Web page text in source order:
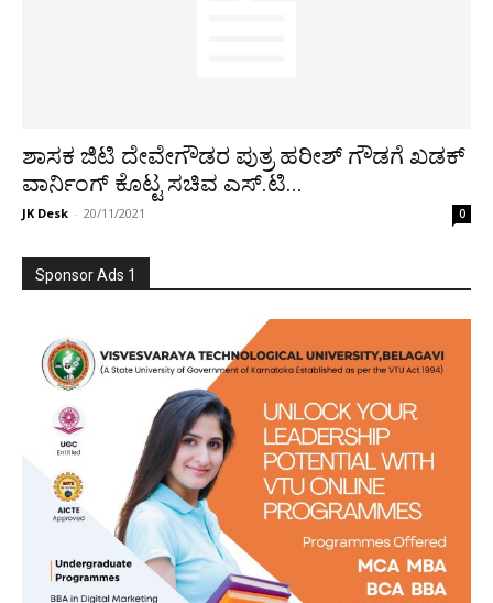
ಶಾಸಕ ಜಿಟಿ ದೇವೇಗೌಡರ ಪುತ್ರ ಹರೀಶ್ ಗೌಡಗೆ ಖಡಕ್
ವಾರ್ನಿಂಗ್ ಕೊಟ್ಟ ಸಚಿವ ಎಸ್.ಟಿ...
JK Desk - 20/11/2021 0
Sponsor Ads 1